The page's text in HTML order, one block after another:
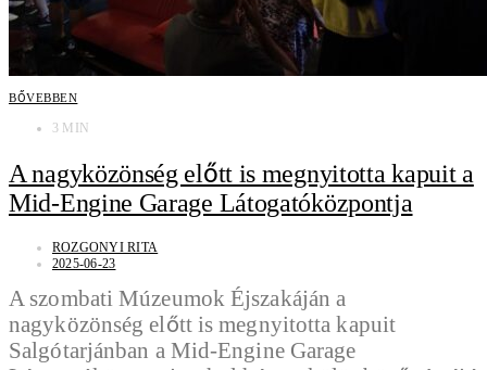
BŐVEBBEN
3 MIN
A nagyközönség előtt is megnyitotta kapuit a
Mid-Engine Garage Látogatóközpontja
ROZGONYI RITA
2025-06-23
A szombati Múzeumok Éjszakáján a
nagyközönség előtt is megnyitotta kapuit
Salgótarjánban a Mid-Engine Garage